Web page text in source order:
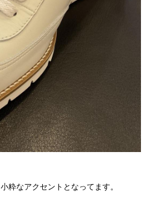
粋なアクセントとなってます。